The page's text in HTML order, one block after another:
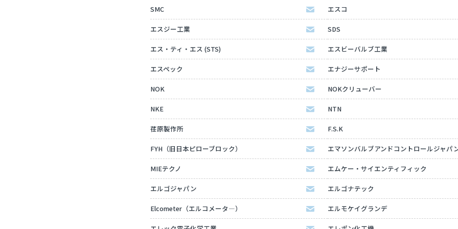
SMC エスコ
エスジー工業 SDS
エス・ティ・エス (STS) エスビーバルブ工業
エスペック エナジーサポート
NOK NOKクリューバー
NKE NTN
荏原製作所 F.S.K
FYH（旧日本ピローブロック） エマソンバルブアンドコントロールジャパ
MIEテクノ エムケー・サイエンティフィック
エルゴジャパン エルゴナテック
Elcometer（エルコメータ―） エルモケイグランデ